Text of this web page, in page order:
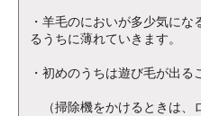
・羊毛のにおいが多少気に
るうちに薄れていきます。
・初めのうちは遊び毛が出る
（掃除機をかけるときは、